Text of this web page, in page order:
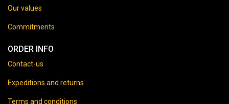
Our values
Commitments
ORDER INFO
Contact-us
Expeditions and returns
Terms and conditions